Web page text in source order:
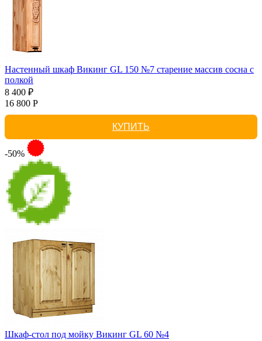
Настенный шкаф Викинг GL 150 №7 старение массив сосна с
полкой
8 400 ₽
16 800 Р
КУПИТЬ
-50%
Шкаф-стол под мойку Викинг GL 60 №4